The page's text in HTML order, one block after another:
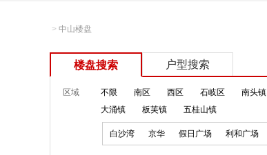
> 中山楼盘
楼盘搜索 户型搜索
区域 不限 南区 西区 石岐区 南头镇
大涌镇
板芙镇 五桂山镇
白沙湾 京华 假日广场 利和广场